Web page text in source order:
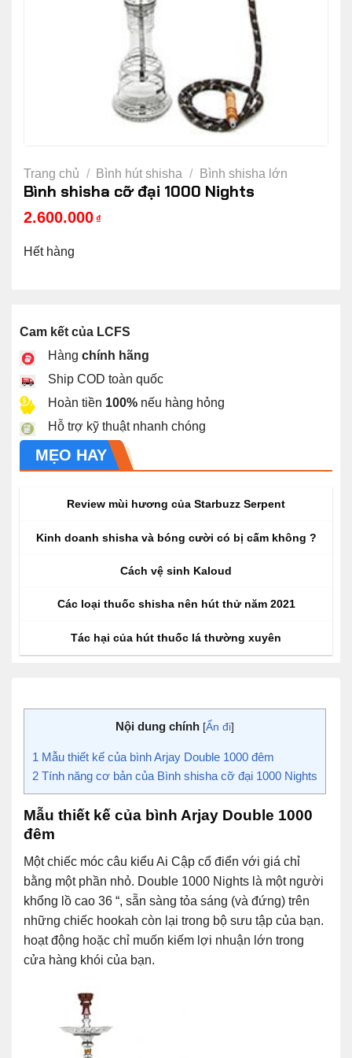
Trang chủ / Bình hút shisha / Bình shisha lớn
Bình shisha cỡ đại 1000 Nights
2.600.000 ₫
Hết hàng
Cam kết của LCFS
Hàng chính hãng
Ship COD toàn quốc
Hoàn tiền 100%nếu hàng hỏng
Hỗ trợ kỹ thuật nhanh chóng
MẸO HAY
Review mùi hương của Starbuzz Serpent
Kinh doanh shisha và bóng cười có bị cấm không ?
Cách vệ sinh Kaloud
Các loại thuốc shisha nên hút thử năm 2021
Tác hại của hút thuốc lá thường xuyên
Nội dung chính [Ẩn đi]
1 Mẫu thiết kế của bình Arjay Double 1000 đêm
2 Tính năng cơ bản của Bình shisha cỡ đại 1000 Nights
Mẫu thiết kế của bình Arjay Double 1000
đêm
Một chiếc móc câu kiểu Ai Cập cổ điển với giá chỉ
bằng một phần nhỏ. Double 1000 Nights là một người
khổng lồ cao 36 “, sẵn sàng tỏa sáng (và đứng) trên
những chiếc hookah còn lại trong bộ sưu tập của bạn.
hoạt động hoặc chỉ muốn kiếm lợi nhuận lớn trong
cửa hàng khói của bạn.